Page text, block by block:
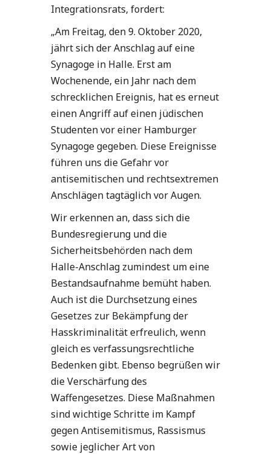
Integrationsrats, fordert:
„Am Freitag, den 9. Oktober 2020,
jährt sich der Anschlag auf eine
Synagoge in Halle. Erst am
Wochenende, ein Jahr nach dem
schrecklichen Ereignis, hat es erneut
einen Angriff auf einen jüdischen
Studenten vor einer Hamburger
Synagoge gegeben. Diese Ereignisse
führen uns die Gefahr vor
antisemitischen und rechtsextremen
Anschlägen tagtäglich vor Augen.
Wir erkennen an, dass sich die
Bundesregierung und die
Sicherheitsbehörden nach dem
Halle-Anschlag zumindest um eine
Bestandsaufnahme bemüht haben.
Auch ist die Durchsetzung eines
Gesetzes zur Bekämpfung der
Hasskriminalität erfreulich, wenn
gleich es verfassungsrechtliche
Bedenken gibt. Ebenso begrüßen wir
die Verschärfung des
Waffengesetzes. Diese Maßnahmen
sind wichtige Schritte im Kampf
gegen Antisemitismus, Rassismus
sowie jeglicher Art von